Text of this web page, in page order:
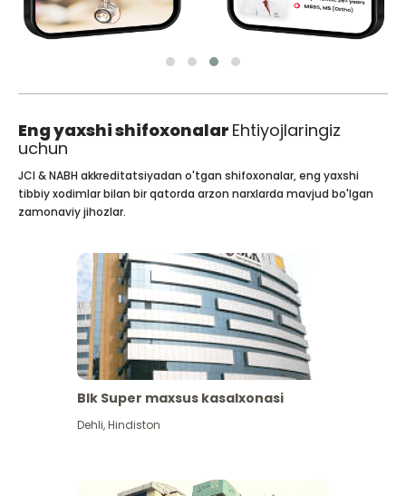
Eng yaxshi shifoxonalar Ehtiyojlaringiz
uchun
JCI & NABH akkreditatsiyadan o'tgan shifoxonalar, eng yaxshi
tibbiy xodimlar bilan bir qatorda arzon narxlarda mavjud bo'lgan
zamonaviy jihozlar.
Blk Super maxsus kasalxonasi
Dehli,Hindiston